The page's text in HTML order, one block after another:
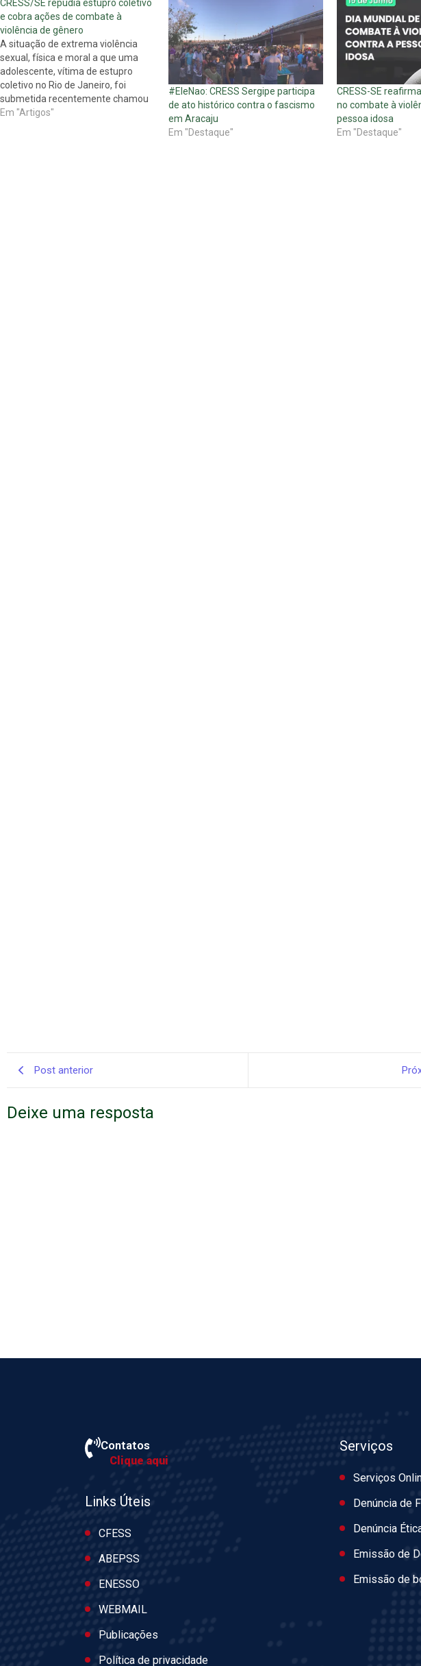
CRESS/SE repudia estupro coletivo
e cobra ações de combate à
violência de gênero
A situação de extrema violência
sexual, física e moral a que uma
adolescente, vítima de estupro
coletivo no Rio de Janeiro, foi
submetida recentemente chamou
a atenção para a triste realidade de
Em "Artigos"
#EleNao: CRESS Sergipe participa
de ato histórico contra o fascismo
em Aracaju
Em "Destaque"
CRESS-SE
no combate à
pessoa idosa
Em "Destaque"
Post anterior
Deixe uma resposta
Contatos
Clique aqui
Links Úteis
CFESS
ABEPSS
ENESSO
WEBMAIL
Publicações
Política de privacidade
Serviços
Serviços
Denúncia de
Denúncia
Emissão de
Emissão de